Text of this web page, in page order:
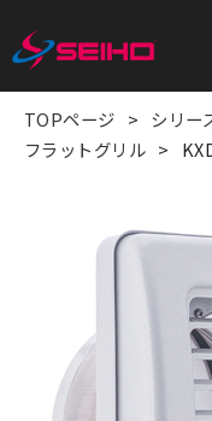
TOPページ シリー
フラットグリル